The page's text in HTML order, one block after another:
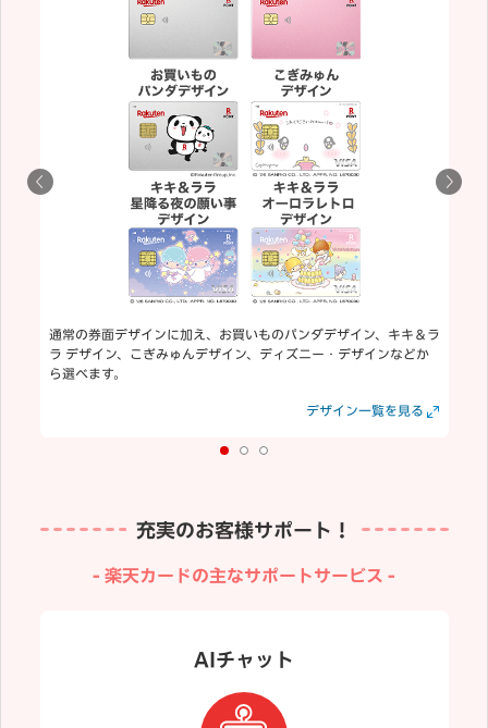
通常の券面デザインに加え、お買いものパンダデザイン、キキ＆ラ
ラ デザイン、こぎみゅんデザイン、ディズニー・デザインなどか
ら選べます。
デザイン一覧を見る
充実のお客様サポート！
楽天カードの主なサポートサービス
AIチャット